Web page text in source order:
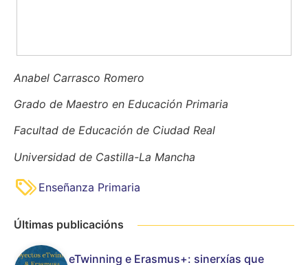
Anabel Carrasco Romero
Grado de Maestro en Educación Primaria
Facultad de Educación de Ciudad Real
Universidad de Castilla-La Mancha
Enseñanza Primaria
Últimas publicacións
eTwinning e Erasmus+: sinerxías que